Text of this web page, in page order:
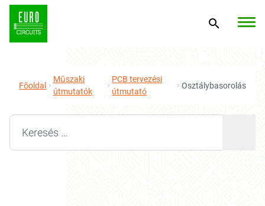
Főoldal
Műszaki
útmutatók
PCB tervezési
útmutató
Osztálybasorolás
Search for: